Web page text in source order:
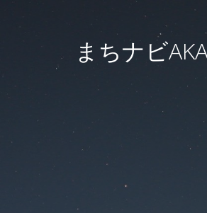
まちナビ